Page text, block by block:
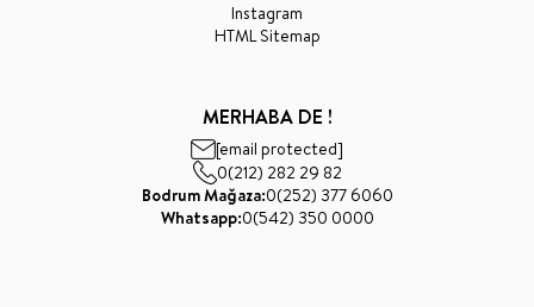
Instagram
HTML Sitemap
MERHABA DE !
[email protected]
0(212) 282 29 82
Bodrum Mağaza:0(252) 377 6060
Whatsapp:0(542) 350 0000